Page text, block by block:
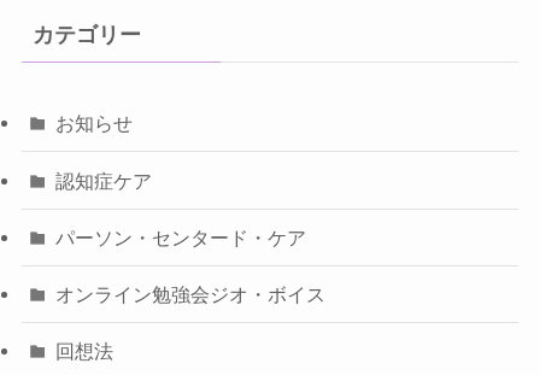
カテゴリー
お知らせ
認知症ケア
パーソン・センタード・ケア
オンライン勉強会ジオ・ボイス
回想法